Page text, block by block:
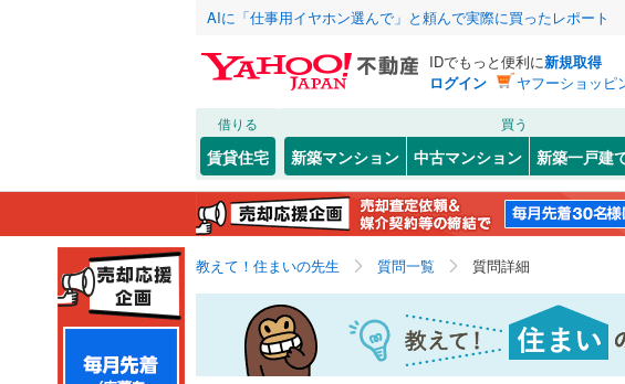
AIに「仕事用イヤホン選んで」と頼んで実際に買ったレポート
IDでもっと便利に新規取得
ログイン
ヤフーショッピ
借りる
賃貸住宅
買う
新築マンション 中古マンション 新築一戸建
教えて！住まいの先生 質問一覧 質問詳細